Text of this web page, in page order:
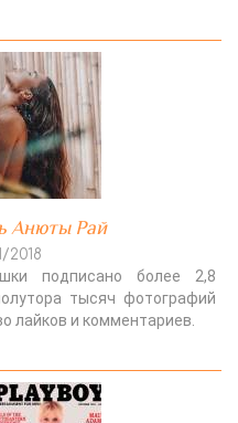
Анюты Рай
2018
подписано более 2,8
тысяч фотографий
лайков и комментариев.